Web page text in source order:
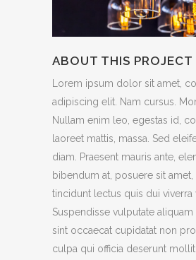
ABOUT THIS PROJECT
Lorem ipsum dolor sit amet,
adipiscing elit. Nam cursus.
Nullam enim leo, egestas id,
laoreet mattis, massa. Sed
diam. Praesent mauris ante,
bibendum at, posuere sit amet,
tincidunt lectus quis dui viverra
Suspendisse vulputate
sint occaecat cupidatat non
culpa qui officia deserunt